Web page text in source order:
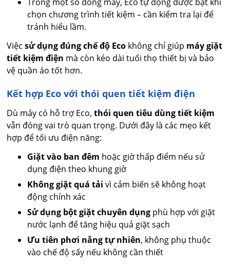
chọn chương trình tiết kiệm – cần kiểm tra lại để
tránh hiểu lầm.
Việcsử dụng đúng chế độ Eco không chỉ giúp máy giặt
tiết kiệm điện mà còn kéo dài tuổi thọ thiết bị và bảo
vệ quần áo tốt hơn.
Kết hợp Eco với thói quen tiết kiệm điện
Dù máy có hỗ trợ Eco,thói quen tiêu dùng tiết kiệm
vẫn đóng vai trò quan trọng. Dưới đây là các mẹo kết
hợp để tối ưu điện năng:
Giặt vào ban đêm hoặc giờ thấp điểm nếu sử
dụng điện theo khung giờ
Không giặt quá tải vì cảm biến sẽ không hoạt
động chính xác
Sử dụng bột giặt chuyên dụng phù hợp với giặt
nước lạnh để tăng hiệu quả giặt sạch
Ưu tiên phơi nắng tự nhiên, không phụ thuộc
vào chế độ sấy nếu không cần thiết